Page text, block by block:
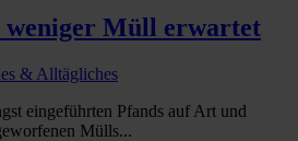
weniger Müll erwartet
& Alltägliches
eingeführten Pfands auf Art und
Mülls...